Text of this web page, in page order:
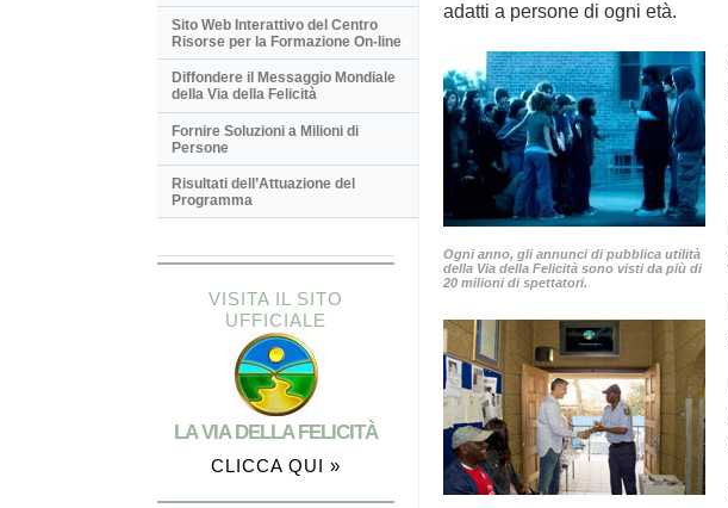
adatti a persone di ogni età.
Ogni anno, gli annunci di pubblica utilità
della Via della Felicità sono visti da più di
20 milioni di spettatori.
Sito Web Interattivo del Centro
Risorse per la Formazione On-line
Diffondere il Messaggio Mondiale
della Via della Felicità
Fornire Soluzioni a Milioni di
Persone
Risultati dell’Attuazione del
Programma
VISITA IL SITO
UFFICIALE
LA VIA DELLA FELICITÀ
CLICCA QUI »